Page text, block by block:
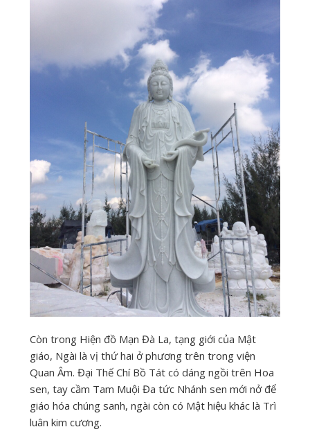
Còn trong Hiện đồ Mạn Đà La, tạng giới của Mật
giáo, Ngài là vị thứ hai ở phương trên trong viện
Quan Âm. Đại Thế Chí Bồ Tát có dáng ngồi trên Hoa
sen, tay cầm Tam Muội Đa tức Nhánh sen mới nở để
giáo hóa chúng sanh, ngài còn có Mật hiệu khác là Trì
luân kim cương.